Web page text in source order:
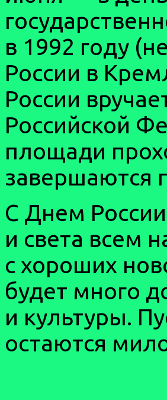
в 1992 году
России в
России
Российской
площади
завершаются
С Днем
и света всем
с хороших
будет много
и культуры.
остаются